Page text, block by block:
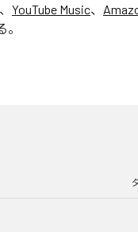
、 YouTube Music、